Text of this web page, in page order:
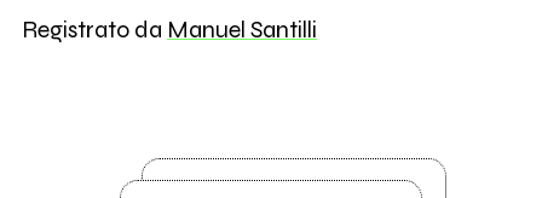
Registrato da Manuel Santilli